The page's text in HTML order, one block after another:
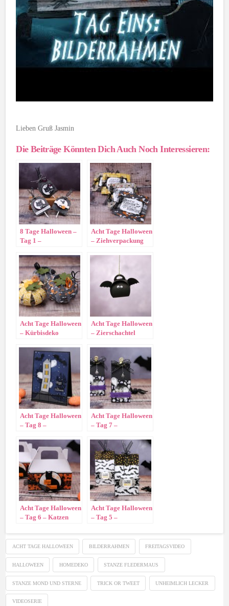
Lieben Gruß Jasmin
Die Beiträge Könnten Dich Auch Noch Interessieren:
8 Tage Halloween –
Tag 1 –
Acht Tage Halloween
– Ziehverpackung
Acht Tage Halloween
– Kürbisdeko
Acht Tage Halloween
– Zierschachtel
Acht Tage Halloween
– Tag 8 –
Acht Tage Halloween
– Tag 7 –
Milchkarton
Acht Tage Halloween
– Tag 6 – Katzen
Acht Tage Halloween
– Tag 5 –
ACHT TAGE HALLOWEEN BILDERRAHMEN FREITAGSVIDEO
HALLOWEEN HOMEDEKO STANZE FLEDERMAUS
STANZE MOND UND STERNE TRICK OR TWEET UNHEIMLICH LECKER
VIDEOSERIE